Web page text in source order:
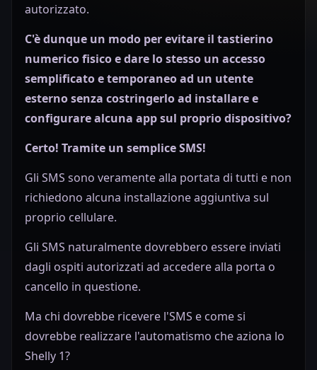
autorizzato.
C'è dunque un modo per evitare il tastierino
numerico fisico e dare lo stesso un accesso
semplificato e temporaneo ad un utente
esterno senza costringerlo ad installare e
configurare alcuna app sul proprio dispositivo?
Certo! Tramite un semplice SMS!
Gli SMS sono veramente alla portata di tutti e non
richiedono alcuna installazione aggiuntiva sul
proprio cellulare.
Gli SMS naturalmente dovrebbero essere inviati
dagli ospiti autorizzati ad accedere alla porta o
cancello in questione.
Ma chi dovrebbe ricevere l'SMS e come si
dovrebbe realizzare l'automatismo che aziona lo
Shelly 1?